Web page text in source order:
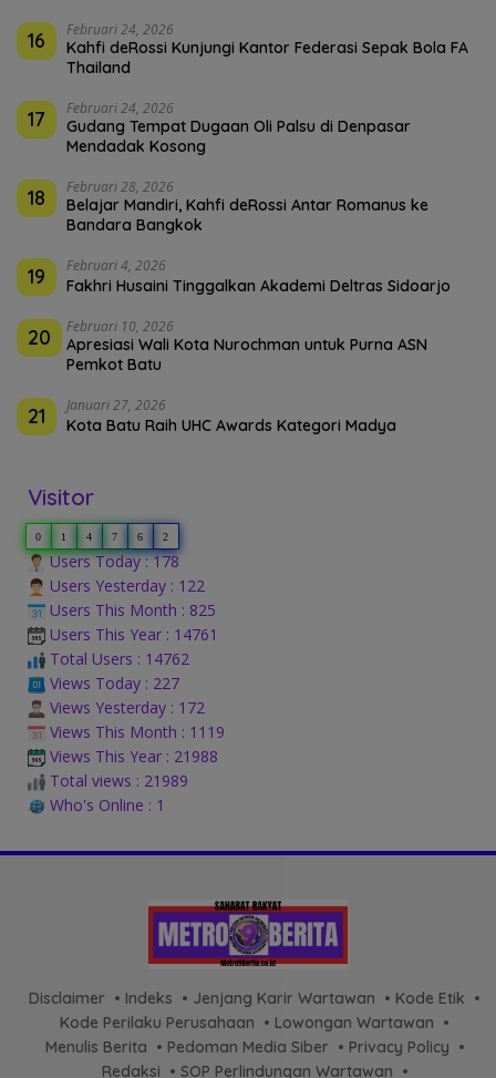
16 Februari 24, 2026
Kahfi deRossi Kunjungi Kantor Federasi Sepak Bola FA
Thailand
17 Februari 24, 2026
Gudang Tempat Dugaan Oli Palsu di Denpasar
Mendadak Kosong
18 Februari 28, 2026
Belajar Mandiri, Kahfi deRossi Antar Romanus ke
Bandara Bangkok
19 Februari 4, 2026
Fakhri Husaini Tinggalkan Akademi Deltras Sidoarjo
20 Februari 10, 2026
Apresiasi Wali Kota Nurochman untuk Purna ASN
Pemkot Batu
21 Januari 27, 2026
Kota Batu Raih UHC Awards Kategori Madya
Visitor
0 1 4 7 6 2
Users Today : 178
Users Yesterday : 122
Users This Month : 825
Users This Year : 14761
Total Users : 14762
Views Today : 227
Views Yesterday : 172
Views This Month : 1119
Views This Year : 21988
Total views : 21989
Who's Online : 1
Disclaimer Indeks Jenjang Karir Wartawan
Kode Etik
Kode Perilaku Perusahaan
Lowongan Wartawan
Menulis Berita
Pedoman Media Siber
Privacy Policy
Redaksi
SOP Perlindungan Wartawan